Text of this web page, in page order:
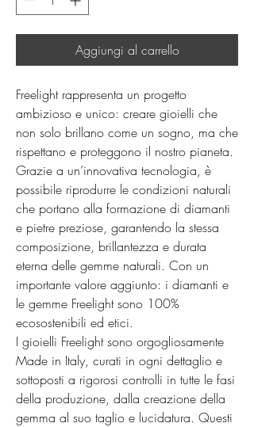
Aggiungi al carrello
Freelight rappresenta un progetto
ambizioso e unico: creare gioielli che
non solo brillano come un sogno, ma che
rispettano e proteggono il nostro pianeta.
Grazie a un’innovativa tecnologia, è
possibile riprodurre le condizioni naturali
che portano alla formazione di diamanti
e pietre preziose, garantendo la stessa
composizione, brillantezza e durata
eterna delle gemme naturali. Con un
importante valore aggiunto: i diamanti e
le gemme Freelight sono 100%
ecosostenibili ed etici.
I gioielli Freelight sono orgogliosamente
Made in Italy, curati in ogni dettaglio e
sottoposti a rigorosi controlli in tutte le fasi
della produzione, dalla creazione della
gemma al suo taglio e lucidatura. Questi